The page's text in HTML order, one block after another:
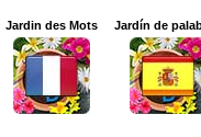
Jardin des Mots Jardín de